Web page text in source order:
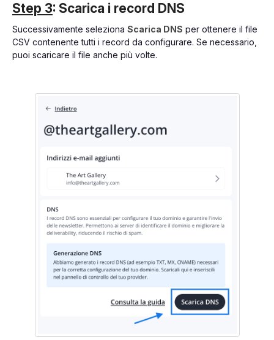
Step 3: Scarica i record DNS
Successivamente seleziona Scarica DNS per ottenere il file
CSV contenente tutti i record da configurare. Se necessario,
puoi scaricare il file anche più volte.